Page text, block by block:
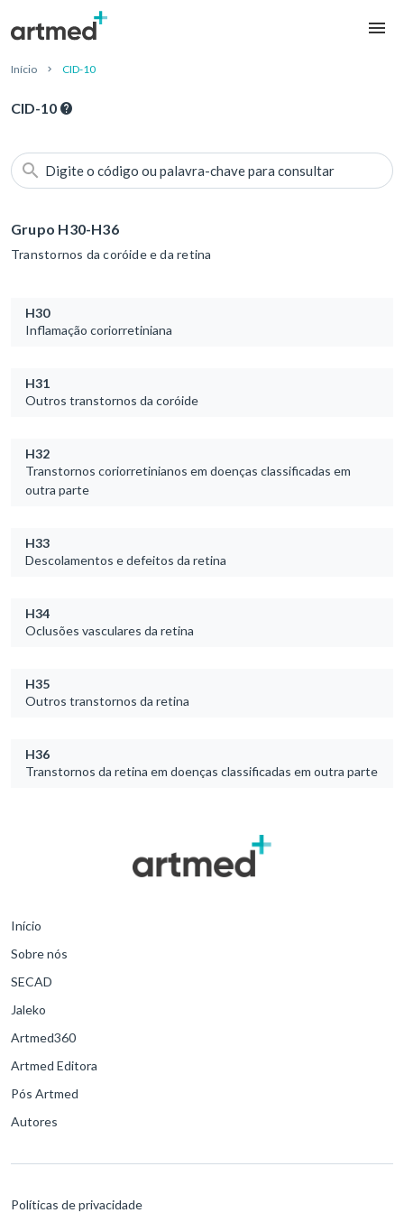
Início CID-10
CID-10
Digite o código ou palavra-chave para consultar
Grupo H30-H36
Transtornos da coróide e da retina
H30
Inflamação coriorretiniana
H31
Outros transtornos da coróide
H32
Transtornos coriorretinianos em doenças classificadas em
outra parte
H33
Descolamentos e defeitos da retina
H34
Oclusões vasculares da retina
H35
Outros transtornos da retina
H36
Transtornos da retina em doenças classificadas em outra parte
Início
Sobre nós
SECAD
Jaleko
Artmed360
Artmed Editora
Pós Artmed
Autores
Políticas de privacidade